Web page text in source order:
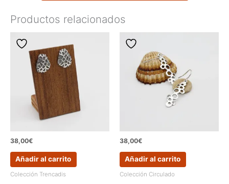
Productos relacionados
38,00€
Añadir al carrito
Colección Trencadis
38,00€
Añadir al carrito
Colección Circulado